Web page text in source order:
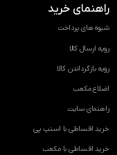
راهنمای خرید
شیوه های پرداخت
رویه ارسال کالا
رویه بازگرداندن کالا
اضلاع مکعب
راهنمای سایت
خرید اقساطی با اسنپ پی
خرید اقساطی با مکعب